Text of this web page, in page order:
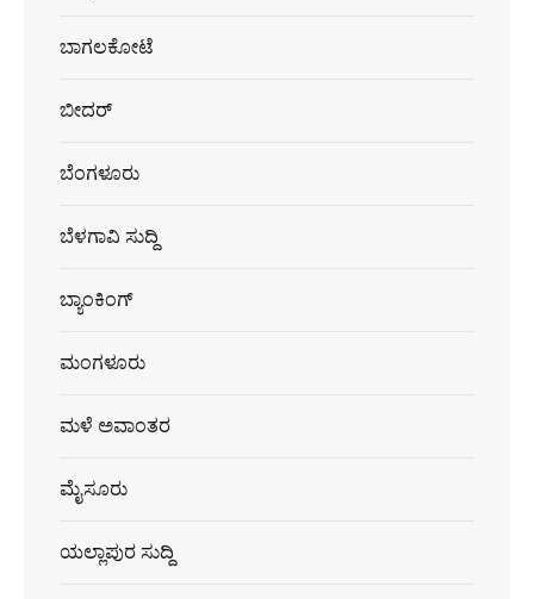
ಬಾಗಲಕೋಟೆ
ಬೀದರ್
ಬೆಂಗಳೂರು
ಬೆಳಗಾವಿ ಸುದ್ದಿ
ಬ್ಯಾಂಕಿಂಗ್
ಮಂಗಳೂರು
ಮಳೆ ಅವಾಂತರ
ಮೈಸೂರು
ಯಲ್ಲಾಪುರ ಸುದ್ದಿ